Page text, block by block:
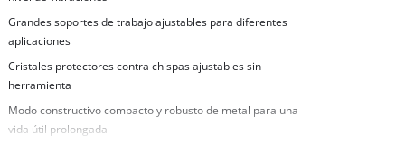
agua limpia
pozos
Grandes soportes de trabajo ajustables para diferentes
aplicaciones
Cristales protectores contra chispas ajustables sin
herramienta
Modo constructivo compacto y robusto de metal para una
vida útil prolongada